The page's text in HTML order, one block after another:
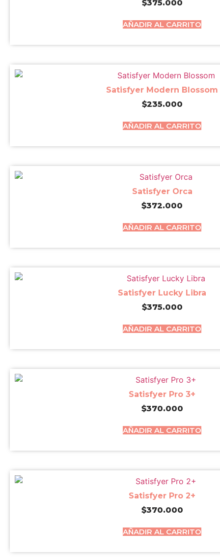
$375.000
AÑADIR AL CARRITO
Satisfyer Modern Blossom
$235.000
AÑADIR AL CARRITO
Satisfyer Orca
$372.000
AÑADIR AL CARRITO
Satisfyer Lucky Libra
$375.000
AÑADIR AL CARRITO
Satisfyer Pro 3+
$370.000
AÑADIR AL CARRITO
Satisfyer Pro 2+
$370.000
AÑADIR AL CARRITO